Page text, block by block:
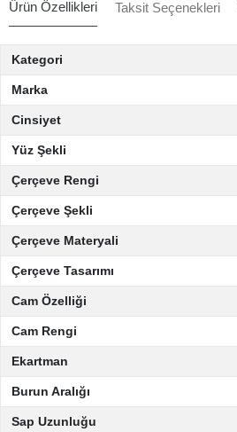
Ürün Özellikleri Taksit Seçenekleri
Kategori
Marka
Cinsiyet
Yüz Şekli
Çerçeve Rengi
Çerçeve Şekli
Çerçeve Materyali
Çerçeve Tasarımı
Cam Özelliği
Cam Rengi
Ekartman
Burun Aralığı
Sap Uzunluğu